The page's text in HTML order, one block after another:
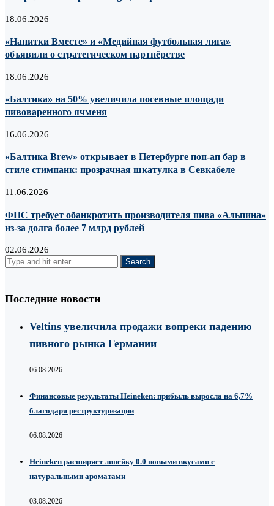
18.06.2026
«Напитки Вместе» и «Медийная футбольная лига»
объявили о стратегическом партнёрстве
18.06.2026
«Балтика» на 50% увеличила посевные площади
пивоваренного ячменя
16.06.2026
«Балтика Brew» открывает в Петербурге поп-ап бар в
стиле стимпанк: прозрачная шкатулка в Севкабеле
11.06.2026
ФНС требует обанкротить производителя пива «Альпина»
из-за долга более 7 млрд рублей
02.06.2026
Последние новости
Veltins увеличила продажи вопреки падению
пивного рынка Германии
06.08.2026
Финансовые результаты Heineken: прибыль выросла на 6,7%
благодаря реструктуризации
06.08.2026
Heineken расширяет линейку 0.0 новыми вкусами с
натуральными ароматами
03.08.2026